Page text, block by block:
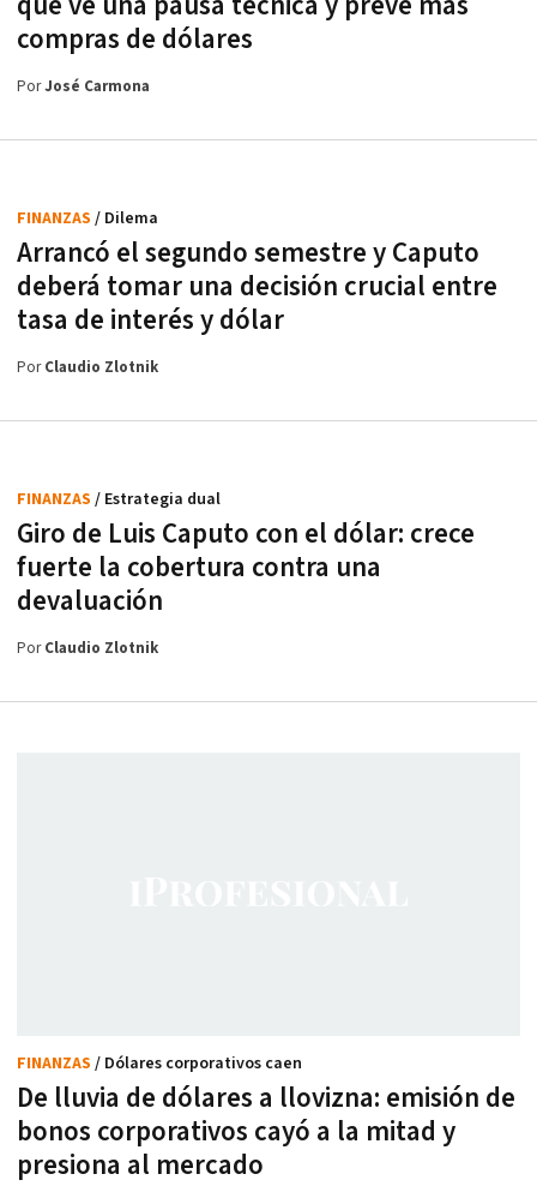
compras de dólares
PorJosé Carmona
Arrancó el segundo semestre y Caputo
deberá tomar una decisión crucial entre
tasa de interés y dólar
FINANZAS / Dilema
PorClaudio Zlotnik
Giro de Luis Caputo con el dólar: crece
fuerte la cobertura contra una
devaluación
FINANZAS / Estrategia dual
PorClaudio Zlotnik
De lluvia de dólares a llovizna: emisión de
bonos corporativos cayó a la mitad y
presiona al mercado
FINANZAS / Dólares corporativos caen